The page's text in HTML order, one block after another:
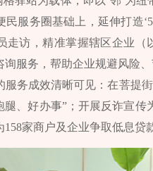
民服务圈基础上，延伸打造
走访，精准掌握辖区企业
服务，帮助企业规避风险、
服务成效清晰可见：在菩提
腿、好办事”；开展反诈宣
家商户及企业争取低息贷